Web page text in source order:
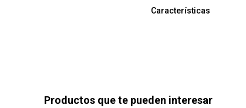
Características
Productos que te pueden interesar